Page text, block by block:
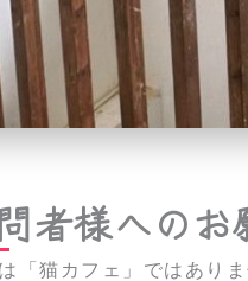
者様へのお
「猫カフェ」ではあり